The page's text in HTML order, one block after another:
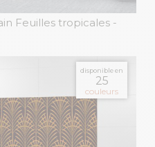
Feuilles tropicales -
disponible en
25
couleurs